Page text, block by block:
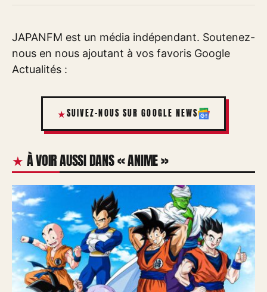
JAPANFM est un média indépendant. Soutenez-
nous en nous ajoutant à vos favoris Google
Actualités :
SUIVEZ-NOUS SUR GOOGLE NEWS
À VOIR AUSSI DANS « ANIME »